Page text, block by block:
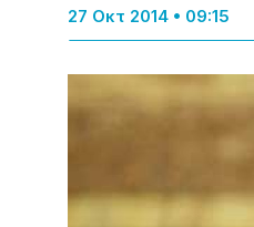
27 Οκτ 2014 • 09:15